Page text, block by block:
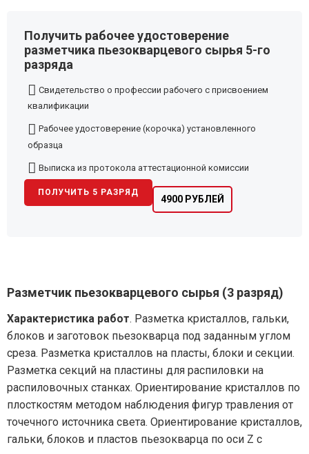
Получить рабочее удостоверение
разметчика пьезокварцевого сырья 5-го
разряда
Свидетельство о профессии рабочего с присвоением
квалификации
Рабочее удостоверение (корочка) установленного
образца
Выписка из протокола аттестационной комиссии
4900 РУБЛЕЙ
ПОЛУЧИТЬ 5 РАЗРЯД
Разметчик пьезокварцевого сырья (3 разряд)
Характеристика работ. Разметка кристаллов, гальки,
блоков и заготовок пьезокварца под заданным углом
среза. Разметка кристаллов на пласты, блоки и секции.
Разметка секций на пластины для распиловки на
распиловочных станках. Ориентирование кристаллов по
плосткостям методом наблюдения фигур травления от
точечного источника света. Ориентирование кристаллов,
гальки, блоков и пластов пьезокварца по оси Z с